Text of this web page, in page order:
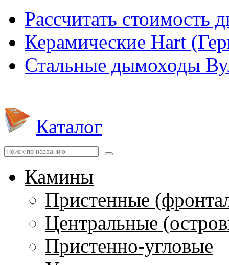
Рассчитать стоимость
Керамические Hart
Стальные дымоходы
Каталог
Камины
Пристенные
Центральные
Пристенно-угловые